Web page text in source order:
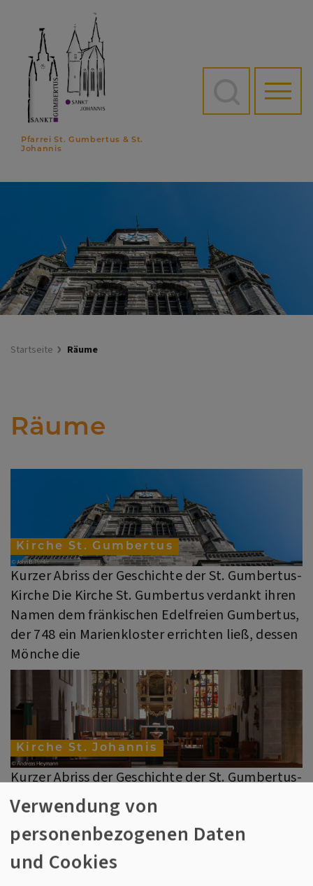
Inhalt
Pfarrei St. Gumbertus & St.
Johannis
Startseite Räume
Räume
Kirche St. Gumbertus
Kurzer Abriss der Geschichte der St. Gumbertus-
Kirche Die Kirche St. Gumbertus verdankt ihren
Namen dem fränkischen Edelfreien Gumbertus,
der 748 ein Marienkloster errichten ließ, dessen
Mönche die
Kirche St. Johannis
Kurzer Abriss der Geschichte der St. Gumbertus-
Kirche Die Kirche St. Johannis, die dem Täufer
Johannis gewidmet ist, wird 1139 erstmals
urkundlich erwähnt. Die heutige Form erhielt
sie in den Jahren
Verwendung von
personenbezogenen Daten
und Cookies